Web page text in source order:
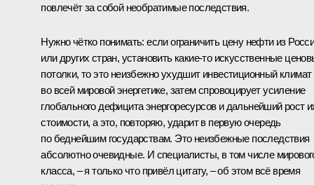
повлечёт за собой необратимые последствия.
Нужно чётко понимать: если ограничить цену нефти из
или других стран, установить какие-то искусственные
потолки, то это неизбежно ухудшит инвестиционный климат
во всей мировой энергетике, затем спровоцирует усиление
глобального дефицита энергоресурсов и дальнейший рост
стоимости, а это, повторяю, ударит в первую очередь
по беднейшим государствам. Это неизбежные последствия
абсолютно очевидные. И специалисты, в том числе
класса, – я только что привёл цитату, – об этом всё время